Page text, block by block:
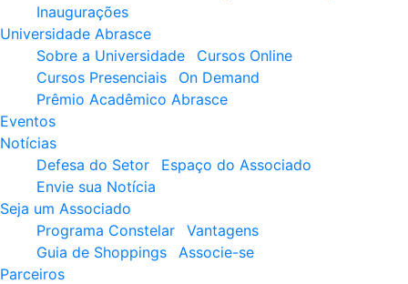
Inaugurações
Universidade Abrasce
Sobre a Universidade
Cursos Online
Cursos Presenciais
On Demand
Prêmio Acadêmico Abrasce
Eventos
Notícias
Defesa do Setor
Espaço do Associado
Envie sua Notícia
Seja um Associado
Programa Constelar
Vantagens
Guia de Shoppings
Associe-se
Parceiros